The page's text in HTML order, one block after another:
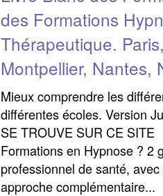
des Formations
Thérapeutique.
Montpellier, Nantes,
Mieux comprendre les
différentes écoles. Version
SE TROUVE SUR CE
Formations en Hypnose ? 2
professionnel de santé,
approche complémentaire...